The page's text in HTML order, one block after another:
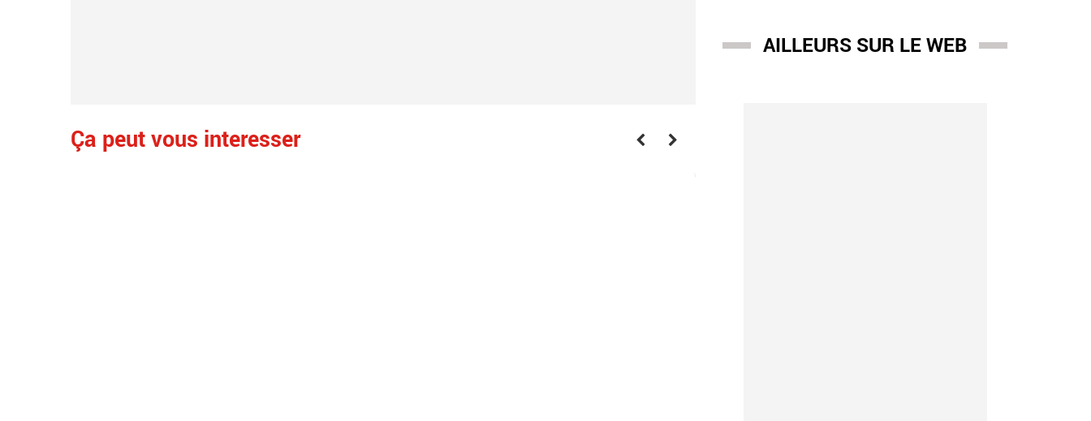
Ça peut vous interesser
AILLEURS SUR LE WEB